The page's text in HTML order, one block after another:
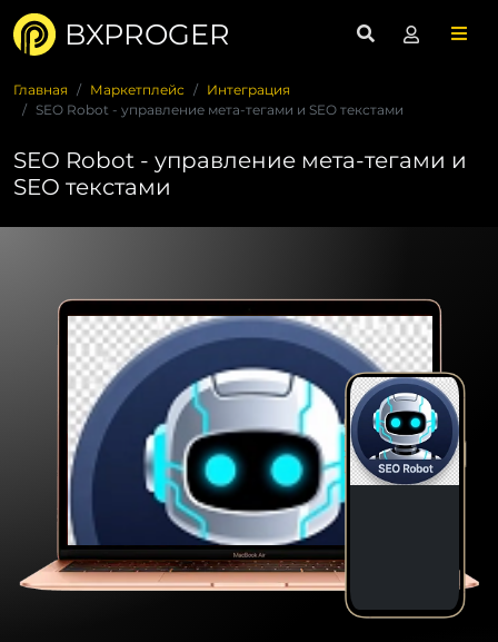
BXPROGER
Главная Маркетплейс
Интеграция
SEO Robot - управление мета-тегами и SEO текстами
SEO Robot - управление мета-тегами и
SEO текстами